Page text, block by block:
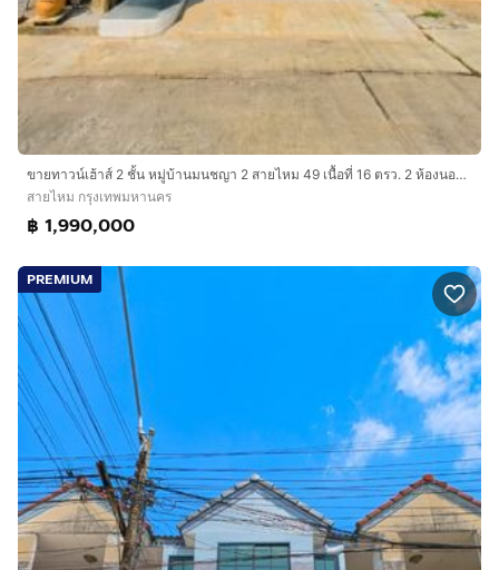
ขายทาวน์เฮ้าส์ 2 ชั้น หมู่บ้านมนชญา 2 สายไหม 49 เนื้อที่ 16 ตรว. 2 ห้องนอน 2 ห้องน้ำ ใกล้ตลาดเอซีสายไหม รีโนเวทใหม่พร้อมอยู่
สายไหม กรุงเทพมหานคร
฿ 1,990,000
PREMIUM